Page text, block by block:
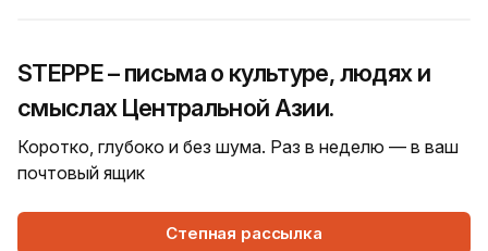
STEPPE – письма о культуре, людях и
смыслах Центральной Азии.
Коротко, глубоко и без шума. Раз в неделю — в ваш
почтовый ящик
Степная рассылка